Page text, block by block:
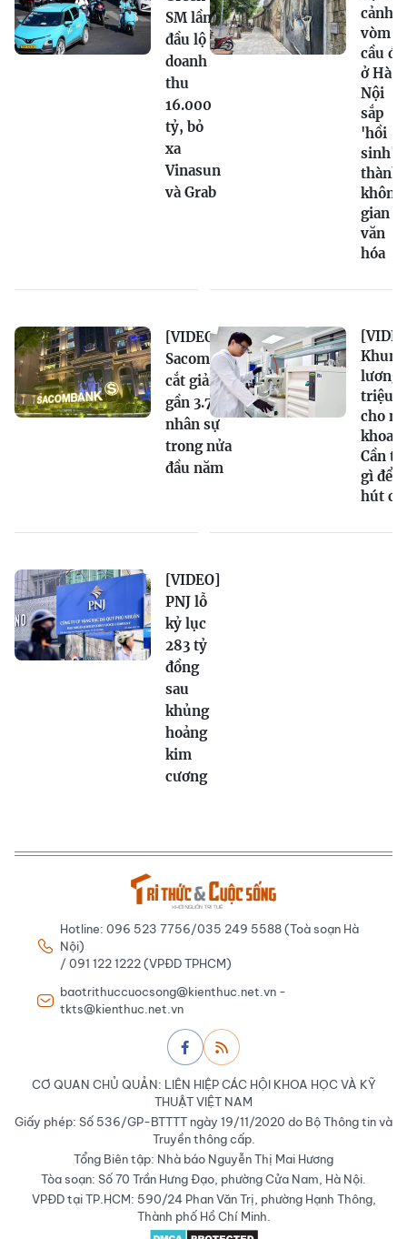
SM lần
đầu lộ
doanh
thu
16.000
tỷ, bỏ
xa
Vinasun
và Grab
cảnh
vòm
cầu đá
ở Hà
Nội
sắp
'hồi
sinh'
thành
không
gian
văn
hóa
[VIDEO]
Sacombank
cắt giảm
gần 3.740
nhân sự
trong nửa
đầu năm
Khung
lương
triệu/
cho
khoa
Cần
gì để
hút c
[VIDEO]
PNJ lỗ
kỷ lục
283 tỷ
đồng
sau
khủng
hoảng
kim
cương
Hotline: 096 523 7756/035 249 5588 (Toà soạn Hà
Nội)
/ 091 122 1222 (VPĐD TPHCM)
baotrithuccuocsong@kienthuc.net.vn -
tkts@kienthuc.net.vn
CƠ QUAN CHỦ QUẢN: LIÊN HIỆP CÁC HỘI KHOA HỌC VÀ KỸ
THUẬT VIỆT NAM
Giấy phép: Số 536/GP-BTTTT ngày 19/11/2020 do Bộ Thông tin và
Truyền thông cấp.
Tổng Biên tập: Nhà báo Nguyễn Thị Mai Hương
Tòa soạn: Số 70 Trần Hưng Đạo, phường Cửa Nam, Hà Nội.
VPĐD tại TP.HCM: 590/24 Phan Văn Trị, phường Hạnh Thông,
Thành phố Hồ Chí Minh.